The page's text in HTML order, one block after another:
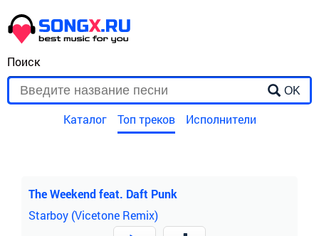
Поиск
OK
Каталог Топ треков Исполнители
The Weekend feat. Daft Punk
Starboy (Vicetone Remix)